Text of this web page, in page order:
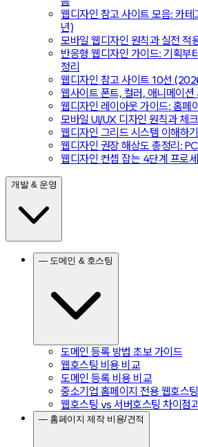
웹디자인 참고 사이트 모음: 카
년)
모바일 웹디자인 원칙과 실전 적
반응형 웹디자인 가이드: 기획부
정리
웹디자인 참고 사이트 10선
웹사이트 폰트, 컬러, 애니메이션
웹디자인 레이아웃 가이드: 홈페
모바일 UI/UX 디자인 원칙과 체
웹디자인 그리드 시스템 이해하
웹디자인 권장 해상도 총정리:
웹디자인 컨셉 잡는 4단계 프로
개발 & 운영
— 도메인 & 호스팅
도메인 등록 방법 초보 가이드
웹호스팅 비용 비교
도메인 등록 비용 비교
중소기업 홈페이지 전용 웹호스
웹호스팅 vs 서버호스팅 차이점
— 홈페이지 제작 비용/견적